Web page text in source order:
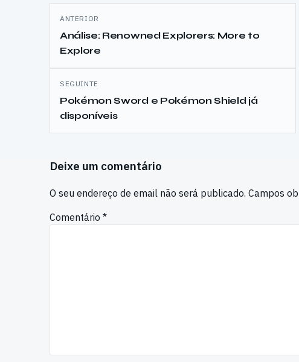
Navegação
de
artigos
ANTERIOR
Análise: Renowned Explorers: More to
Explore
SEGUINTE
Pokémon Sword e Pokémon Shield já
disponíveis
Deixe um comentário
O seu endereço de email não será publicado. Campos
Comentário *